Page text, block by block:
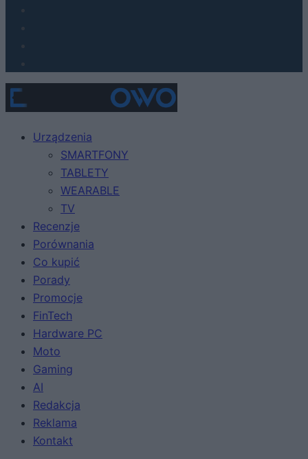
Urządzenia
SMARTFONY
TABLETY
WEARABLE
TV
Recenzje
Porównania
Co kupić
Porady
Promocje
FinTech
Hardware PC
Moto
Gaming
AI
Redakcja
Reklama
Kontakt